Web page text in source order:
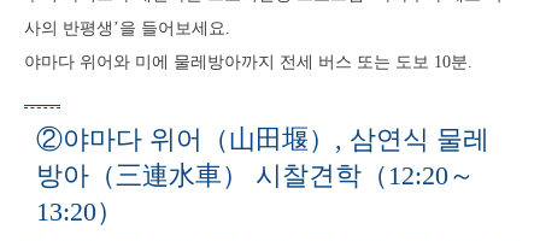
사의 반평생’을 들어보세요.
야마다 위어와 미에 물레방아까지 전세 버스 또는 도보 10분.
②야마다 위어（山田堰）, 삼연식 물레
방아（三連水車） 시찰견학（12:20～
13:20）